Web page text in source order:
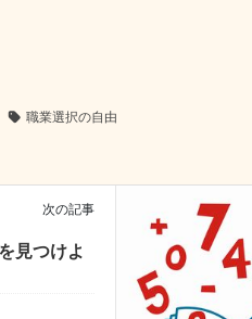
職業選択の自由
次の記事
見つけよ